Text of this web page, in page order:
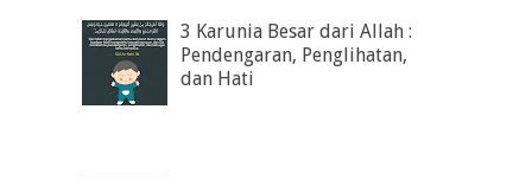
3 Karunia Besar dari Allah :
Pendengaran, Penglihatan,
dan Hati